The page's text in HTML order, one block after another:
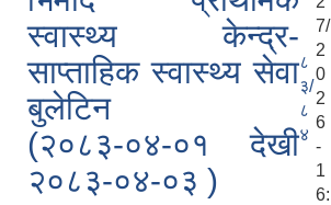
स्वास्थ्य केन्द्र-
साप्ताहिक स्वास्थ्य सेवा
बुलेटिन
(२०८३-०४-०१ देखी
२०८३-०४-०३ )
८
३/
८
४
7/
2
0
2
6
-
1
6: